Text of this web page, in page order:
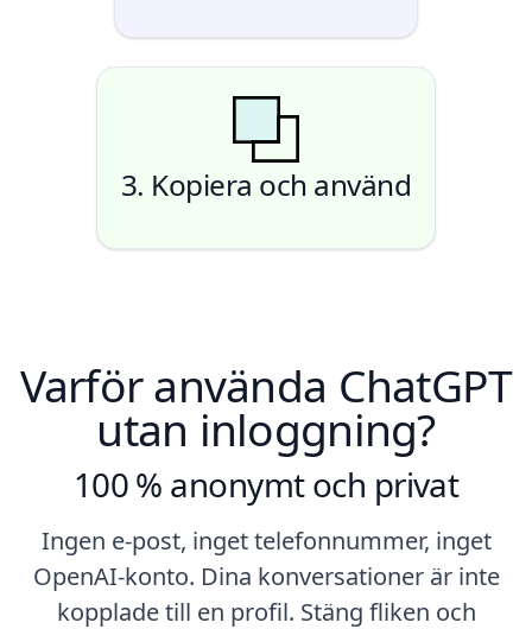
3. Kopiera och använd
Varför använda ChatGPT
utan inloggning?
100 % anonymt och privat
Ingen e-post, inget telefonnummer, inget
OpenAI-konto. Dina konversationer är inte
kopplade till en profil. Stäng fliken och